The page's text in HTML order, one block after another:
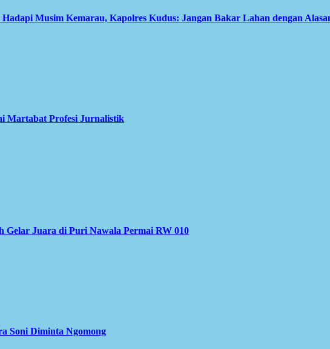
Musim Kemarau, Kapolres Kudus: Jangan Bakar Lahan dengan
Martabat Profesi Jurnalistik
Gelar Juara di Puri Nawala Permai RW 010
Soni Diminta Ngomong